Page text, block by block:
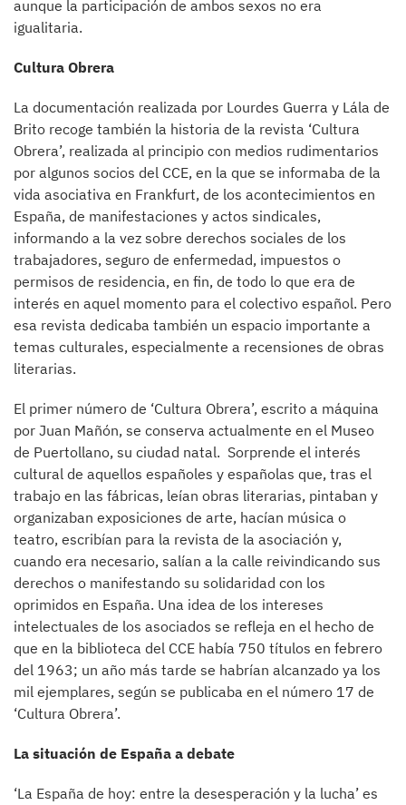
aunque la participación de ambos sexos no era
igualitaria.
Cultura Obrera
La documentación realizada por Lourdes Guerra y Lála de
Brito recoge también la historia de la revista ‘Cultura
Obrera’, realizada al principio con medios rudimentarios
por algunos socios del CCE, en la que se informaba de la
vida asociativa en Frankfurt, de los acontecimientos en
España, de manifestaciones y actos sindicales,
informando a la vez sobre derechos sociales de los
trabajadores, seguro de enfermedad, impuestos o
permisos de residencia, en fin, de todo lo que era de
interés en aquel momento para el colectivo español. Pero
esa revista dedicaba también un espacio importante a
temas culturales, especialmente a recensiones de obras
literarias.
El primer número de ‘Cultura Obrera’, escrito a máquina
por Juan Mañón, se conserva actualmente en el Museo
de Puertollano, su ciudad natal. Sorprende el interés
cultural de aquellos españoles y españolas que, tras el
trabajo en las fábricas, leían obras literarias, pintaban y
organizaban exposiciones de arte, hacían música o
teatro, escribían para la revista de la asociación y,
cuando era necesario, salían a la calle reivindicando sus
derechos o manifestando su solidaridad con los
oprimidos en España. Una idea de los intereses
intelectuales de los asociados se refleja en el hecho de
que en la biblioteca del CCE había 750 títulos en febrero
del 1963; un año más tarde se habrían alcanzado ya los
mil ejemplares, según se publicaba en el número 17 de
‘Cultura Obrera’.
La situación de España a debate
‘La España de hoy: entre la desesperación y la lucha’ es